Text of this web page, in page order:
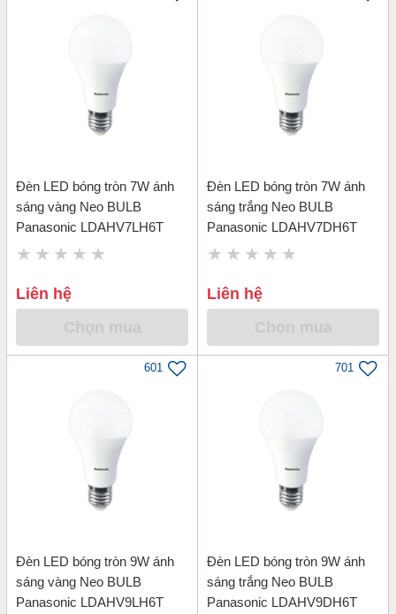
Đèn LED bóng tròn 7W ánh
sáng vàng Neo BULB
Panasonic LDAHV7LH6T
Liên hệ
Đèn LED bóng tròn 7W ánh
sáng trắng Neo BULB
Panasonic LDAHV7DH6T
Liên hệ
601
Đèn LED bóng tròn 9W ánh
sáng vàng Neo BULB
Panasonic LDAHV9LH6T
701
Đèn LED bóng tròn 9W ánh
sáng trắng Neo BULB
Panasonic LDAHV9DH6T